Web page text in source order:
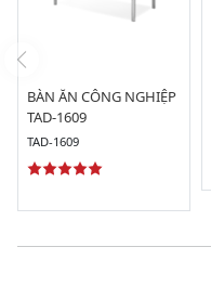
BÀN ĂN CÔNG NGHIỆP
TAD-1609
TAD-1609